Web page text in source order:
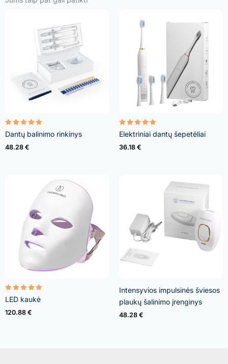
Įvertinimas:
4.95
iš 5
Dantų balinimo rinkinys
48.28 €
Įvertinimas:
5.00
iš 5
Elektriniai dantų šepetėliai
36.18 €
Įvertinimas:
5.00
iš 5
LED kaukė
120.88 €
Intensyvios impulsinės šviesos
plaukų šalinimo įrenginys
48.28 €